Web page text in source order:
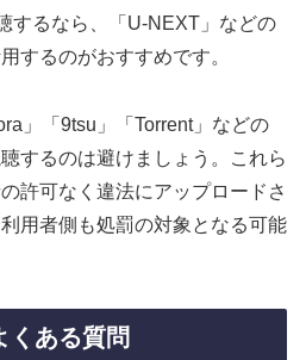
するなら、「U-NEXT」などの
するのがおすすめです。
」「9tsu」「Torrent」などの
するのは避けましょう。これら
許可なく違法にアップロードさ
用者側も処罰の対象となる可能
くある質問